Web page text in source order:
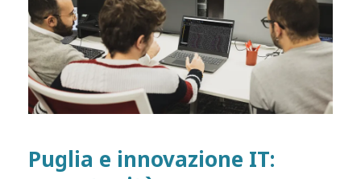
Puglia e innovazione IT: